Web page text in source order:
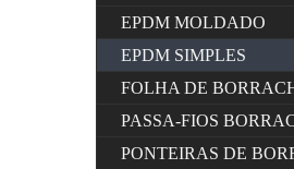
EPDM MOLDADO
EPDM SIMPLES
FOLHA DE
PASSA-FIOS
PONTEIRAS DE